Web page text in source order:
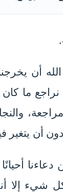
أن
نراجع ما
أن يتغير
دعاءنا
شيء إلا